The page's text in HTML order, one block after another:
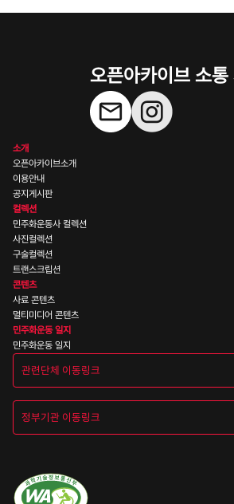
오픈아카이브 소통
소개
오픈아카이브소개
이용안내
공지게시판
컬렉션
민주화운동사 컬렉션
사진컬렉션
구술컬렉션
트랜스크립션
콘텐츠
사료 콘텐츠
멀티미디어 콘텐츠
민주화운동 일지
민주화운동 일지